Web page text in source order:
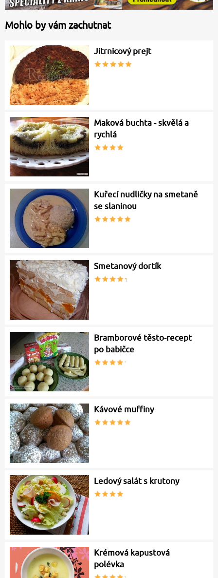
Mohlo by vám zachutnat
Jitrnicový prejt
Maková buchta - skvělá a
rychlá
Kuřecí nudličky na smetaně
se slaninou
Smetanový dortík
Bramborové těsto-recept
po babičce
Kávové muffiny
Ledový salát s krutony
Krémová kapustová
polévka